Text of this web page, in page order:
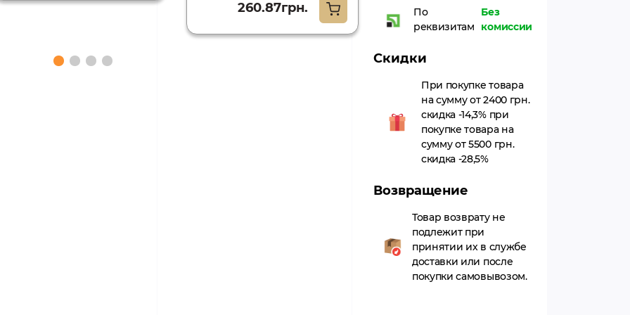
260.87грн.
349.61грн.
По
реквизитам
Без
комиссии
Скидки
При покупке товара
на сумму от 2400 грн.
скидка -14,3% при
покупке товара на
сумму от 5500 грн.
скидка -28,5%
Возвращение
Товар возврату не
подлежит при
принятии их в службе
доставки или после
покупки самовывозом.